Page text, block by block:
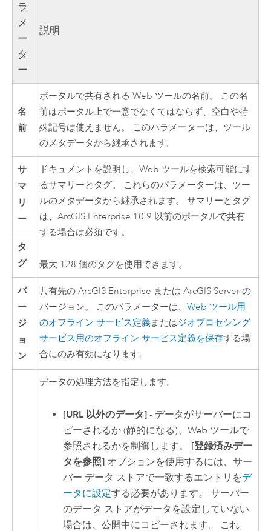
ラ
メ
ー
タ
ー
説明
名
前
ポータルで共有される Web ツールの名前。 この名
前はポータル上で一意でなくてはならず、空白や特
殊記号は使えません。 このパラメーターは、ツール
のメタデータから継承されます。
サ
マ
リ
ー
ドキュメントを説明し、Web ツールを検索可能にす
るサマリーとタグ。 これらのパラメーターは、ツー
ルのメタデータから継承されます。 サマリーとタグ
は、ArcGIS Enterprise 10.9 以前のポータルで共有
する場合は必須です。
最大 128 個のタグを使用できます。
タ
グ
バ
ー
ジ
ョ
ン
共有先のArcGIS Enterprise またはArcGIS Server の
バージョン。 このパラメーターは、Web ツール用
のオフライン サービス定義またはジオプロセシング
サービス用のオフライン サービス定義を保存する場
合にのみ有効になります。
データの処理方法を指定します。
[URL 以外のデータ] - データがサーバーにコ
ピーされるか (静的になる)、Web ツールで
参照されるかを制御します。 [登録済みデー
タを参照] オプションを使用するには、サー
バー データ ストアで一致するエントリをデ
ータに設定する必要があります。 サーバー
のデータ ストアがデータを設定していない
場合は、公開中にコピーされます。 これ